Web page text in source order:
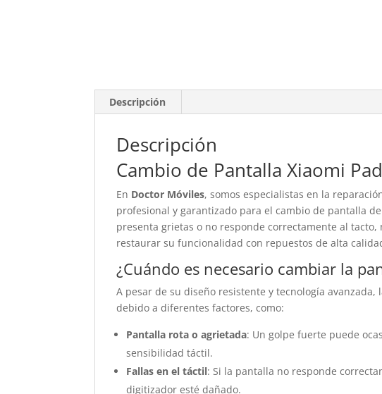
Descripción
Descripción
Cambio de Pantalla Xiaomi
En Doctor Móviles, somos especialistas en la
profesional y garantizado para el cambio de pantalla
presenta grietas o no responde correctamente al
restaurar su funcionalidad con repuestos de alta
¿Cuándo es necesario cambiar la
A pesar de su diseño resistente y tecnología
debido a diferentes factores, como:
Pantalla rota o agrietada: Un golpe fuerte puede
sensibilidad táctil.
Fallas en el táctil: Si la pantalla no responde
digitizador esté dañado.